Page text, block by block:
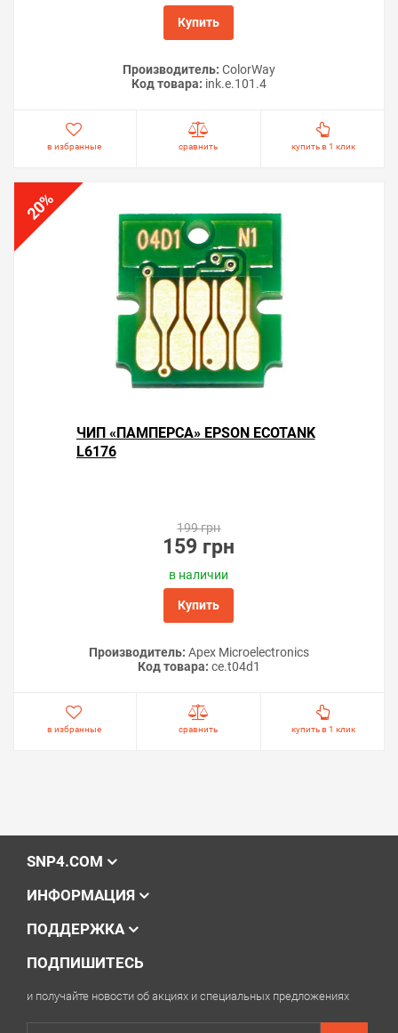
Купить
Производитель: ColorWay
Код товара: ink.e.101.4
в избранные сравнить купить в 1 клик
20
%
ЧИП «ПАМПЕРСА» EPSON ECOTANK
L6176
199 грн
159 грн
в наличии
Купить
Производитель: Apex Microelectronics
Код товара: ce.t04d1
в избранные сравнить купить в 1 клик
SNP4.COM
ИНФОРМАЦИЯ
ПОДДЕРЖКА
ПОДПИШИТЕСЬ
и получайте новости об акциях и специальных предложениях